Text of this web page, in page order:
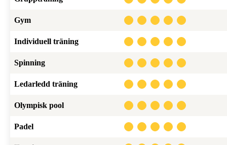
Gym
Individuell träning
Spinning
Ledarledd träning
Olympisk pool
Padel